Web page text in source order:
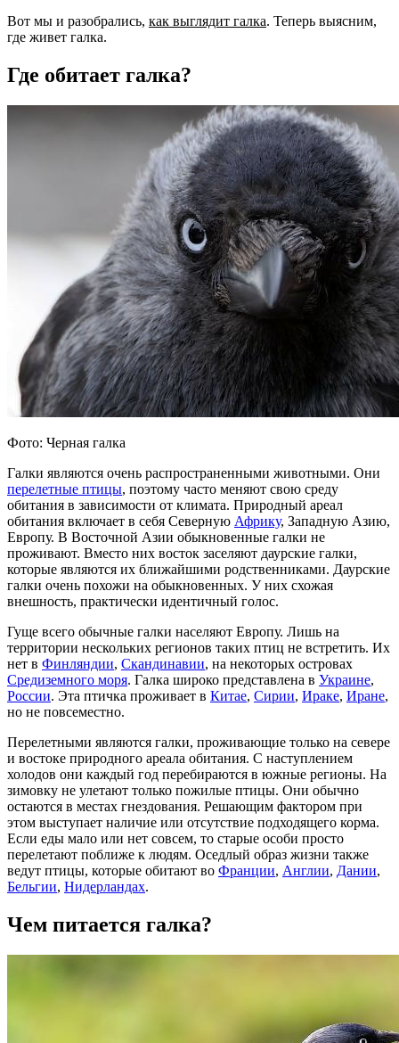
Вот мы и разобрались, как выглядит галка. Теперь выясним,
где живет галка.
Где обитает галка?
Фото: Черная галка
Галки являются очень распространенными животными. Они
перелетные птицы, поэтому часто меняют свою среду
обитания в зависимости от климата. Природный ареал
обитания включает в себя Северную Африку, Западную Азию,
Европу. В Восточной Азии обыкновенные галки не
проживают. Вместо них восток заселяют даурские галки,
которые являются их ближайшими родственниками. Даурские
галки очень похожи на обыкновенных. У них схожая
внешность, практически идентичный голос.
Гуще всего обычные галки населяют Европу. Лишь на
территории нескольких регионов таких птиц не встретить. Их
нет в Финляндии, Скандинавии, на некоторых островах
Средиземного моря. Галка широко представлена в Украине,
России. Эта птичка проживает в Китае, Сирии, Ираке, Иране,
но не повсеместно.
Перелетными являются галки, проживающие только на севере
и востоке природного ареала обитания. С наступлением
холодов они каждый год перебираются в южные регионы. На
зимовку не улетают только пожилые птицы. Они обычно
остаются в местах гнездования. Решающим фактором при
этом выступает наличие или отсутствие подходящего корма.
Если еды мало или нет совсем, то старые особи просто
перелетают поближе к людям. Оседлый образ жизни также
ведут птицы, которые обитают во Франции, Англии, Дании,
Бельгии, Нидерландах.
Чем питается галка?